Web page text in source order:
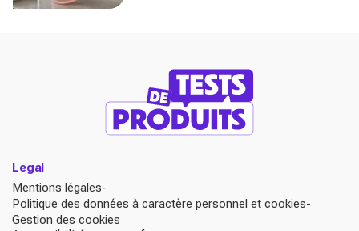
Legal
Mentions légales
Politique des données à caractère personnel et cookies
Gestion des cookies